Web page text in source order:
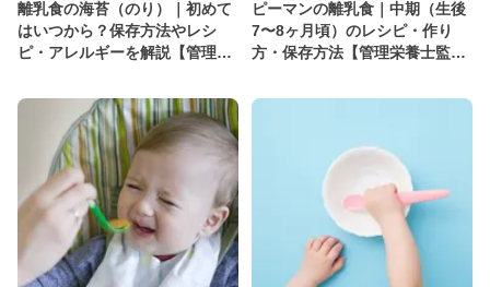
離乳食の海苔（のり）｜初めて
はいつから？保存方法やレシ
ピ・アレルギーを解説【管理栄
ピーマンの離乳食｜中期（生後
7〜8ヶ月頃）のレシピ・作り
方・保存方法【管理栄養士監